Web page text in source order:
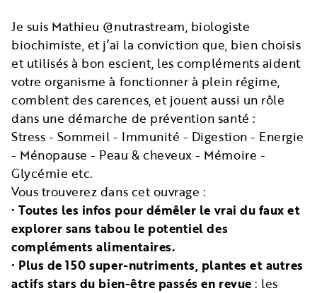
Je suis Mathieu @nutrastream, biologiste
biochimiste, et j’ai la conviction que, bien choisis
et utilisés à bon escient, les compléments aident
votre organisme à fonctionner à plein régime,
comblent des carences, et jouent aussi un rôle
dans une démarche de prévention santé :
Stress - Sommeil - Immunité - Digestion - Energie
- Ménopause - Peau & cheveux - Mémoire -
Glycémie etc.
Vous trouverez dans cet ouvrage :
• Toutes les infos pour démêler le vrai du faux et
explorer sans tabou le potentiel des
compléments alimentaires.
• Plus de 150 super-nutriments, plantes et autres
actifs stars du bien-être passés en revue: les